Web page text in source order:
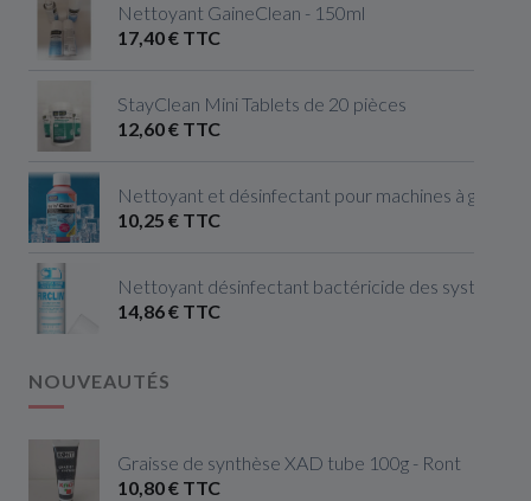
Nettoyant GaineClean - 150ml
17,40 € TTC
StayClean Mini Tablets de 20 pièces
12,60 € TTC
Nettoyant et désinfectant pour machines à
10,25 € TTC
Nettoyant désinfectant bactéricide des systèmes
14,86 € TTC
NOUVEAUTÉS
Graisse de synthèse XAD tube 100g - Ront
10,80 € TTC